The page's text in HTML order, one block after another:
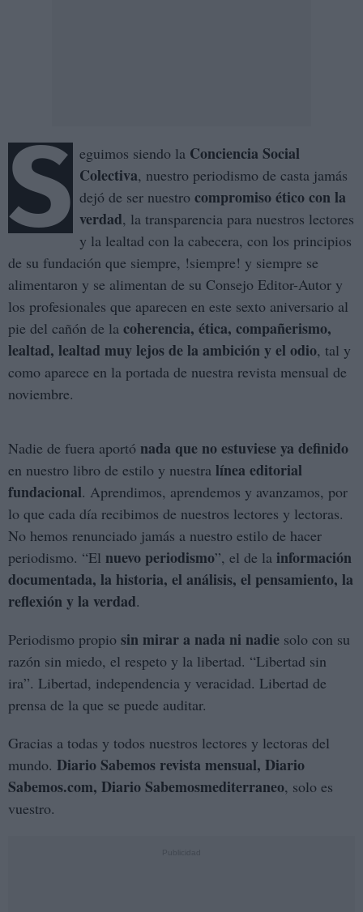
S eguimos siendo la Conciencia Social
Colectiva, nuestro periodismo de casta jamás
dejó de ser nuestro compromiso ético con la
verdad, la transparencia para nuestros lectores
y la lealtad con la cabecera, con los principios
de su fundación que siempre, !siempre! y siempre se
alimentaron y se alimentan de su Consejo Editor-Autor y
los profesionales que aparecen en este sexto aniversario al
pie del cañón de la coherencia, ética, compañerismo,
lealtad, lealtad muy lejos de la ambición y el odio, tal y
como aparece en la portada de nuestra revista mensual de
noviembre.
Nadie de fuera aportó nada que no estuviese ya definido
en nuestro libro de estilo y nuestra línea editorial
fundacional. Aprendimos, aprendemos y avanzamos, por
lo que cada día recibimos de nuestros lectores y lectoras.
No hemos renunciado jamás a nuestro estilo de hacer
periodismo. “El nuevo periodismo”, el de la información
documentada, la historia, el análisis, el pensamiento, la
reflexión y la verdad.
Periodismo propio sin mirar a nada ni nadie solo con su
razón sin miedo, el respeto y la libertad. “Libertad sin
ira”. Libertad, independencia y veracidad. Libertad de
prensa de la que se puede auditar.
Gracias a todas y todos nuestros lectores y lectoras del
mundo. Diario Sabemos revista mensual, Diario
Sabemos.com, Diario Sabemosmediterraneo, solo es
vuestro.